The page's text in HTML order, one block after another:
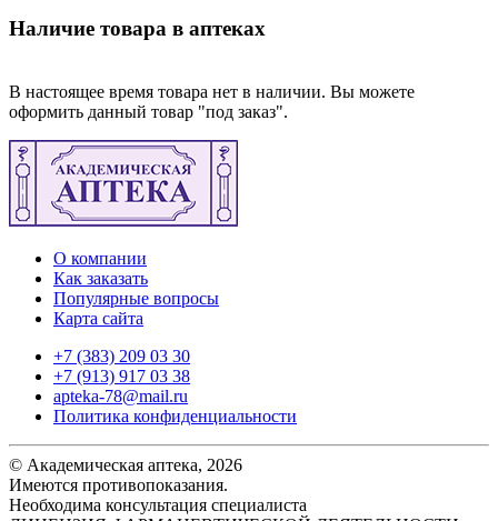
Наличие товара в аптеках
В настоящее время товара нет в наличии. Вы можете
оформить данный товар "под заказ".
О компании
Как заказать
Популярные вопросы
Карта сайта
+7 (383) 209 03 30
+7 (913) 917 03 38
apteka-78@mail.ru
Политика конфиденциальности
© Академическая аптека, 2026
Имеются противопоказания.
Необходима консультация специалиста